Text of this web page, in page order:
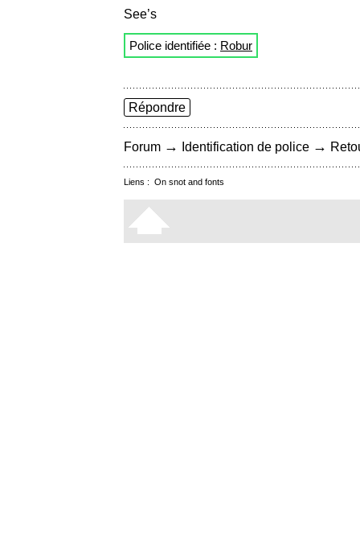
See’s
Police identifiée : Robur
Répondre
Forum → Identification de police →
Liens : On snot and fonts